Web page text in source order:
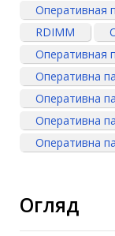
Оперативная
RDIMM
Оперативная
Оперативна
Оперативна
Оперативна
Оперативна
Огляд